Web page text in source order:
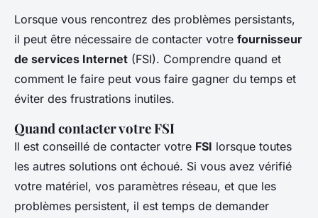
Lorsque vous rencontrez des problèmes persistants,
il peut être nécessaire de contacter votre fournisseur
de services Internet (FSI). Comprendre quand et
comment le faire peut vous faire gagner du temps et
éviter des frustrations inutiles.
Quand contacter votre FSI
Il est conseillé de contacter votre FSI lorsque toutes
les autres solutions ont échoué. Si vous avez vérifié
votre matériel, vos paramètres réseau, et que les
problèmes persistent, il est temps de demander